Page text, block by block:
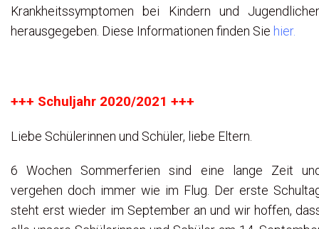
Krankheitssymptomen bei Kindern und
herausgegeben. Diese Informationen finden Sie hier.
+++ Schuljahr 2020/2021 +++
Liebe Schülerinnen und Schüler, liebe Eltern.
6 Wochen Sommerferien sind eine lange Zeit
vergehen doch immer wie im Flug. Der erste
steht erst wieder im September an und wir hoffen,